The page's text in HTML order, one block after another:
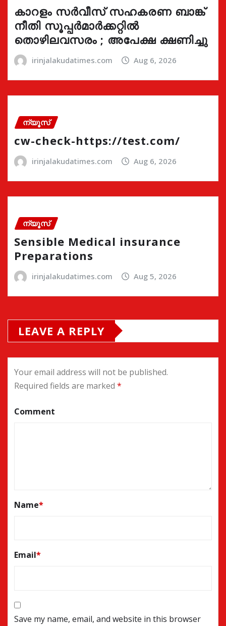
കാറളം സർവീസ് സഹകരണ ബാങ്ക്
നീതി സൂപ്പർമാർക്കറ്റിൽ
തൊഴിലവസരം ; അപേക്ഷ ക്ഷണിച്ചു
irinjalakudatimes.com Aug 6, 2026
ന്യൂസ്
cw-check-https://test.com/
irinjalakudatimes.com Aug 6, 2026
ന്യൂസ്
Sensible Medical insurance
Preparations
irinjalakudatimes.com Aug 5, 2026
LEAVE A REPLY
Your email address will not be published.
Required fields are marked *
Comment
Name*
Email*
Save my name, email, and website in this browser